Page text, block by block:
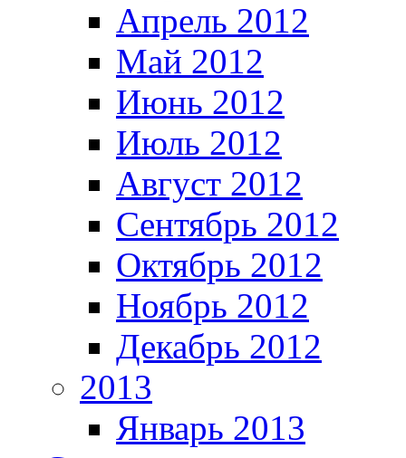
Апрель 2012
Май 2012
Июнь 2012
Июль 2012
Август 2012
Сентябрь 2012
Октябрь 2012
Ноябрь 2012
Декабрь 2012
2013
Январь 2013